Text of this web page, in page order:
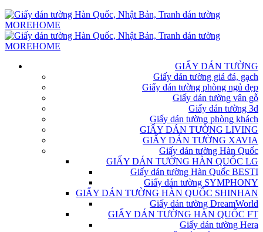
GIẤY DÁN TƯỜNG
Giấy dán tường giả đá, gạch
Giấy dán tường phòng ngủ đẹp
Giấy dán tường vân gỗ
Giấy dán tường 3d
Giấy dán tường phòng khách
GIẤY DÁN TƯỜNG LIVING
GIẤY DÁN TƯỜNG XAVIA
Giấy dán tường Hàn Quốc
GIẤY DÁN TƯỜNG HÀN QUỐC LG
Giấy dán tường Hàn Quốc BESTI
Giấy dán tường SYMPHONY
GIẤY DÁN TƯỜNG HÀN QUỐC SHINHAN
Giấy dán tường DreamWorld
GIẤY DÁN TƯỜNG HÀN QUỐC FT
Giấy dán tường Hera